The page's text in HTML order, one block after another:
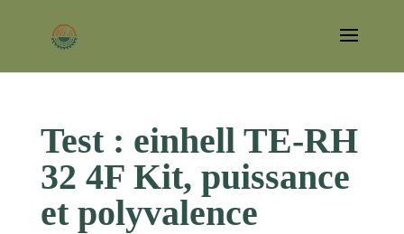
Test : einhell TE-RH
32 4F Kit, puissance
et polyvalence